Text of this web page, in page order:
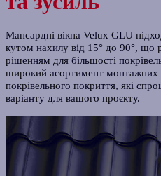
Мансардні вікна Velux GLU
кутом нахилу від 15° до 90°, що
рішенням для більшості
широкий асортимент монтажних
покрівельного покриття, які
варіанту для вашого проєкту.